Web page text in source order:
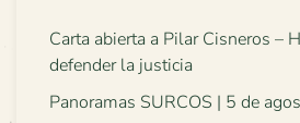
Carta abierta a Pilar Cisneros –
defender la justicia
Panoramas SURCOS | 5 de